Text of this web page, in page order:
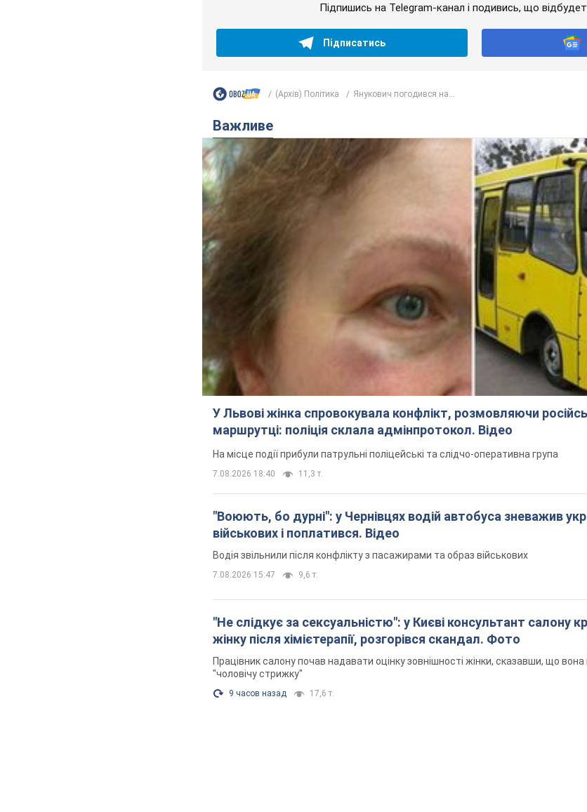
Підпишись на Telegram-канал і подивись, що
Підписатись
(Архів) Політика Янукович погодився на...
Важливе
У Львові жінка спровокувала конфлікт, розмовляючи
маршрутці: поліція склала адмінпротокол. Відео
На місце події прибули патрульні поліцейські та слідчо-оперативна група
7.08.2026 18:40 11,3 т.
"Воюють, бо дурні": у Чернівцях водій автобуса зневажив
військових і поплатився. Відео
Водія звільнили після конфлікту з пасажирами та образ військових
7.08.2026 15:47 9,6 т.
"Не слідкує за сексуальністю": у Києві консультант салону
жінку після хімієтерапії, розгорівся скандал. Фото
Працівник салону почав надавати оцінку зовнішності жінки, сказавши, що
"чоловічу стрижку"
9 часов назад 17,6 т.